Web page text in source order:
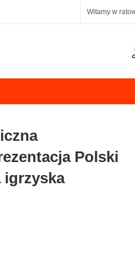
Witamy w
Polski
igrzyska